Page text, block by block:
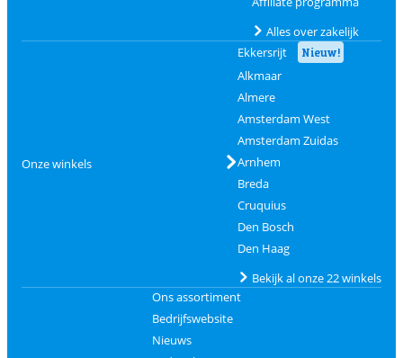
Alles over zakelijk
Onze winkels
Ekkersrijt Nieuw!
Alkmaar
Almere
Amsterdam West
Amsterdam Zuidas
Arnhem
Breda
Cruquius
Den Bosch
Den Haag
Bekijk al onze 22 winkels
Ons assortiment
Bedrijfswebsite
Nieuws